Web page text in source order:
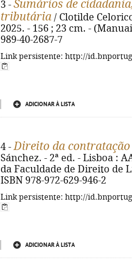
3 - Sumários de
tributária / Clotilde
2025. - 156 ; 23 cm. -
989-40-2687-7
Link persistente: http://
ADICIONAR À LISTA
4 -Direito da
Sánchez. - 2ª ed. - Lisboa :
da Faculdade de Direito de
ISBN 978-972-629-946-2
Link persistente: http://
ADICIONAR À LISTA